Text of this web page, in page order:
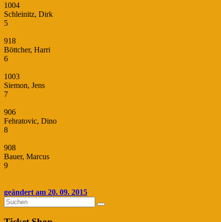
1004
Schleinitz, Dirk
5
918
Böttcher, Harri
6
1003
Siemon, Jens
7
906
Fehratovic, Dino
8
908
Bauer, Marcus
9
geändert am 20. 09. 2015